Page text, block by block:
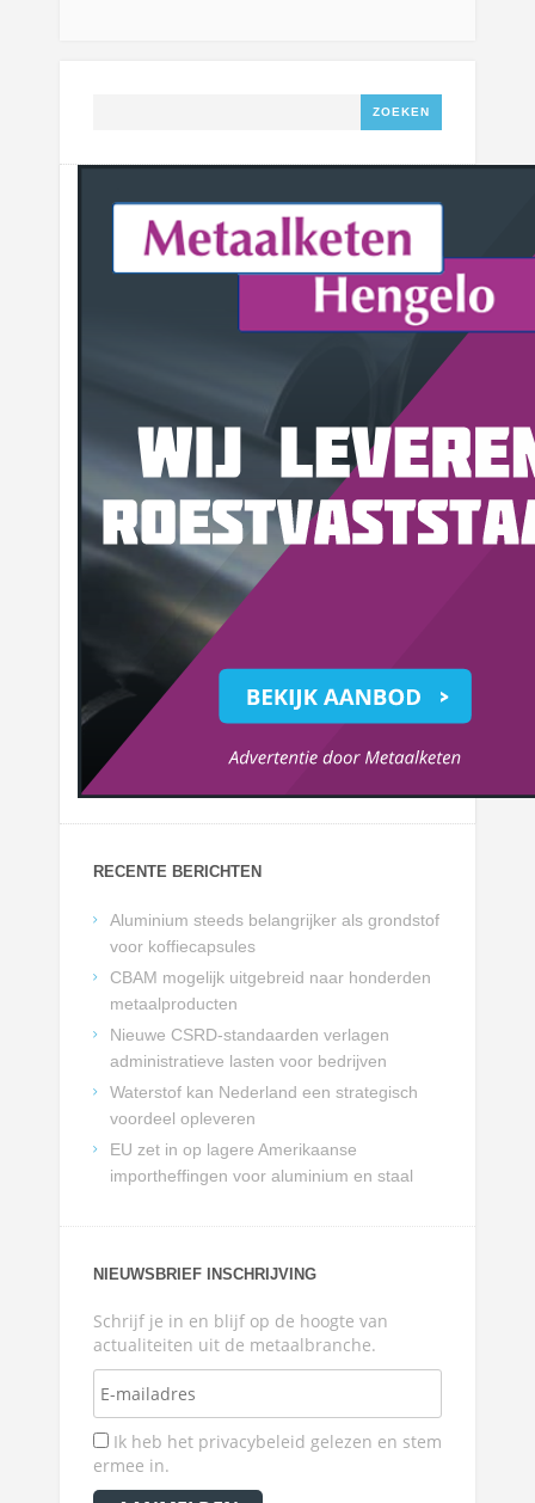
RECENTE BERICHTEN
Aluminium steeds belangrijker als grondstof
voor koffiecapsules
CBAM mogelijk uitgebreid naar honderden
metaalproducten
Nieuwe CSRD-standaarden verlagen
administratieve lasten voor bedrijven
Waterstof kan Nederland een strategisch
voordeel opleveren
EU zet in op lagere Amerikaanse
importheffingen voor aluminium en staal
NIEUWSBRIEF INSCHRIJVING
Schrijf je in en blijf op de hoogte van
actualiteiten uit de metaalbranche.
Ik heb het privacybeleid gelezen en stem
ermee in.